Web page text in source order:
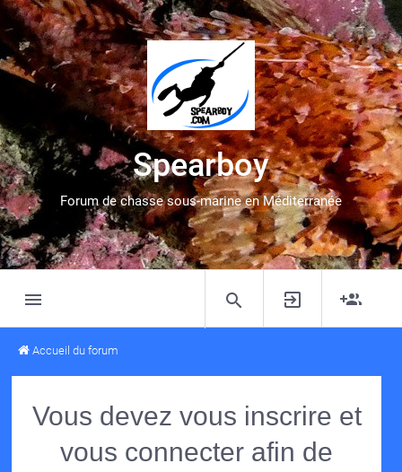
Spearboy
Forum de chasse sous-marine en Méditerranée
Accueil du forum
Vous devez vous inscrire et
vous connecter afin de